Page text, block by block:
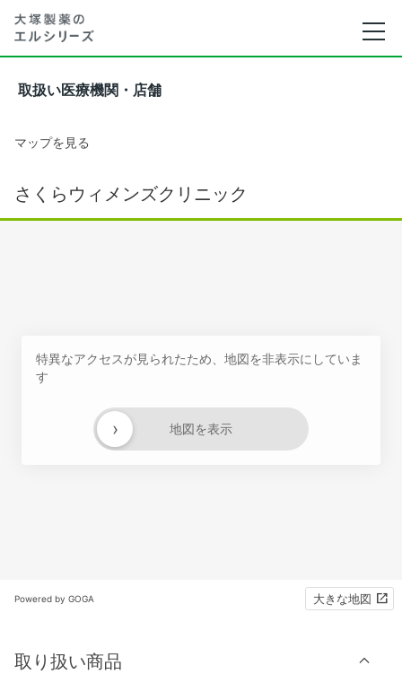
取扱い医療機関・店舗
マップを見る
さくらウィメンズクリニック
特異なアクセスが見られたため、地図を非表示にしていま
す
地図を表示
›
Powered by GOGA 大きな地図
取り扱い商品